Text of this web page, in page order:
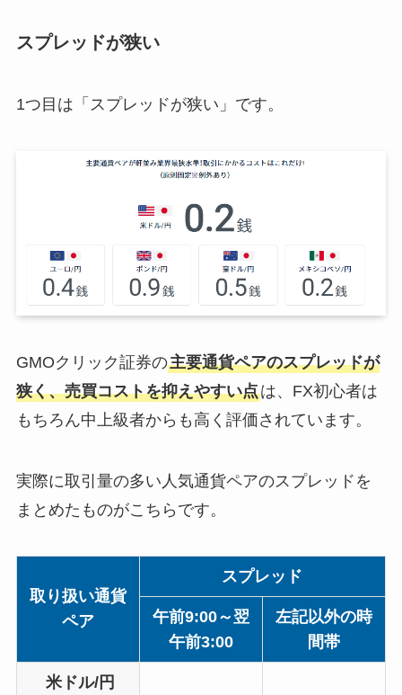
スプレッドが狭い
1つ目は「スプレッドが狭い」です。
GMOクリック証券の主要通貨ペアのスプレッドが
狭く、売買コストを抑えやすい点は、FX初心者は
もちろん中上級者からも高く評価されています。
実際に取引量の多い人気通貨ペアのスプレッドを
まとめたものがこちらです。
取り扱い通貨
ペア
スプレッド
午前9:00～翌
午前3:00
左記以外の時
間帯
米ドル/円